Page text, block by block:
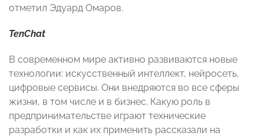
отметил Эдуард Омаров.
TenChat
В современном мире активно развиваются новые
технологии: искусственный интеллект, нейросеть,
цифровые сервисы. Они внедряются во все сферы
жизни, в том числе и в бизнес. Какую роль в
предпринимательстве играют технические
разработки и как их применить рассказали на